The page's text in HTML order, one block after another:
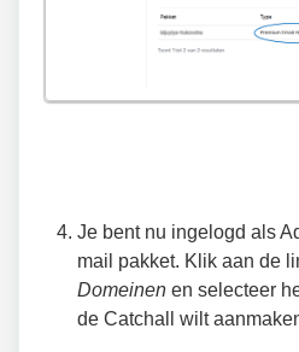
Je bent nu ingelogd als
mail pakket. Klik aan de
Domeinen en selecteer
de Catchall wilt